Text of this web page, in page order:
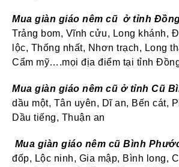
Mua giàn giáo nêm cũ ở tỉnh
Trảng bom, Vĩnh cửu, Long khánh,
lộc, Thống nhất, Nhơn trạch, Long
Cẩm mỹ….mọi địa điểm tại tỉnh
Mua giàn giáo nêm cũ ở tỉnh Cũ
dầu một, Tân uyên, Dĩ an, Bến cát,
Dầu tiếng, Thuận an
Mua giàn giáo nêm cũ Bình
đốp, Lộc ninh, Gia mập, Bình long,